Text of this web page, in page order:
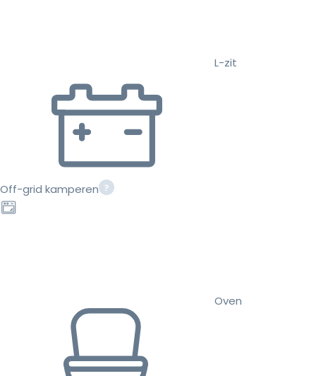
L-zit
Off-grid kamperen
Oven